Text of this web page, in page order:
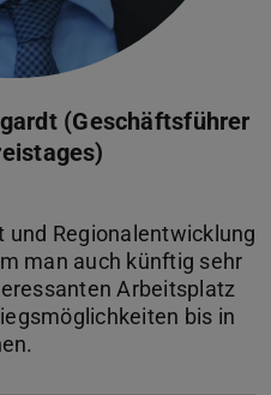
(Geschäftsführer
und Regionalentwicklung
man auch künftig sehr
Arbeitsplatz
bis in